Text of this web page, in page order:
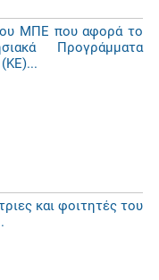
ΜΠΕ που αφορά το
Προγράμματα
και φοιτητές του